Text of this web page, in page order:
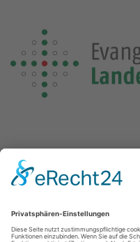
Die Losung von heute
Die Losungensdatei von
werden. Wie das Problem